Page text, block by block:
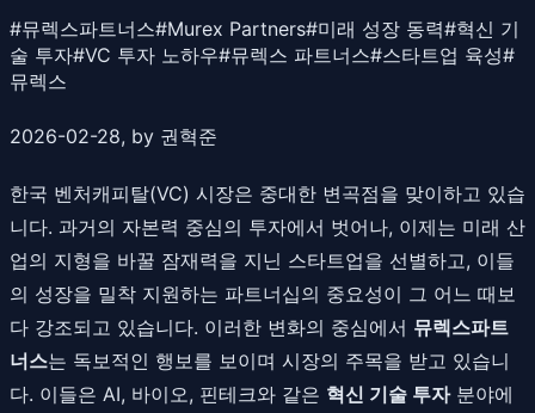
#뮤렉스파트너스#Murex Partners#미래 성장 동력#혁신 기
술 투자#VC 투자 노하우#뮤렉스 파트너스#스타트업 육성#
뮤렉스
2026-02-28, by 권혁준
한국 벤처캐피탈(VC) 시장은 중대한 변곡점을 맞이하고 있습
니다. 과거의 자본력 중심의 투자에서 벗어나, 이제는 미래 산
업의 지형을 바꿀 잠재력을 지닌 스타트업을 선별하고, 이들
의 성장을 밀착 지원하는 파트너십의 중요성이 그 어느 때보
다 강조되고 있습니다. 이러한 변화의 중심에서 뮤렉스파트
너스는 독보적인 행보를 보이며 시장의 주목을 받고 있습니
다. 이들은 AI, 바이오, 핀테크와 같은 혁신 기술 투자분야에